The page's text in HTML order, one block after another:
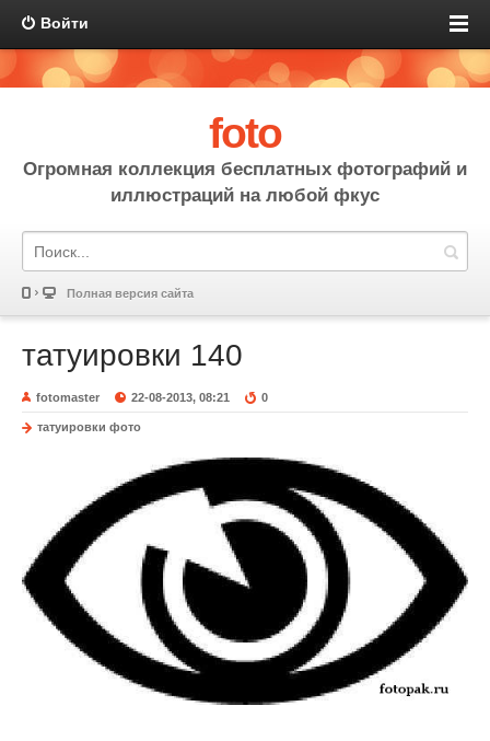
Войти
foto
Огромная коллекция бесплатных фотографий и
иллюстраций на любой фкус
Полная версия сайта
татуировки 140
fotomaster 22-08-2013, 08:21 0
татуировки фото